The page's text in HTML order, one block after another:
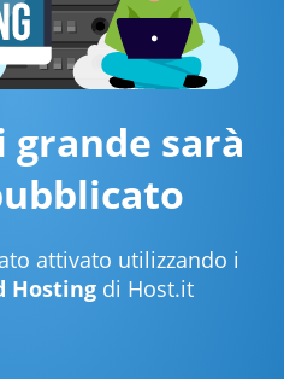
grande sarà
attivato utilizzando i
Hosting di Host.it